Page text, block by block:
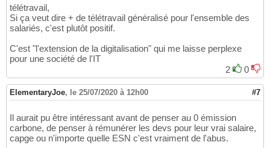
télétravail,
Si ça veut dire + de télétravail généralisé pour l'ensemble des
salariés, c'est plutôt positif.
C'est "l'extension de la digitalisation" qui me laisse perplexe
pour une société de l'IT
2
0
ElementaryJoe, le 25/07/2020 à 12h00 #7
Il aurait pu être intéressant avant de penser au 0 émission
carbone, de penser à rémunérer les devs pour leur vrai salaire,
capge ou n'importe quelle ESN c'est vraiment de l'abus.